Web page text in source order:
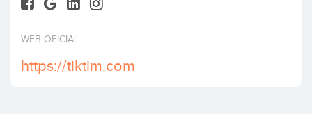
WEB OFICIAL
https://tiktim.com